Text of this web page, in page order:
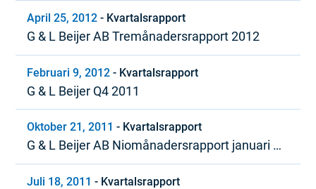
April 25, 2012 - Kvartalsrapport
G & L Beijer AB Tremånadersrapport 2012
Februari 9, 2012 - Kvartalsrapport
G & L Beijer Q4 2011
Oktober 21, 2011 - Kvartalsrapport
G & L Beijer AB Niomånadersrapport januari –
september 2011
Juli 18, 2011 - Kvartalsrapport